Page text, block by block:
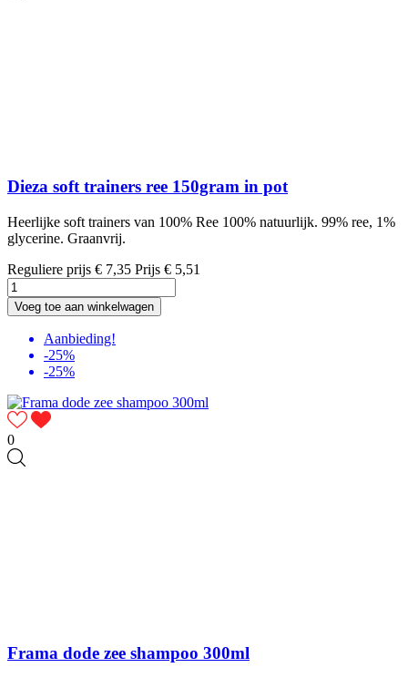
Dieza soft trainers ree 150gram in pot
Heerlijke soft trainers van 100% Ree 100% natuurlijk. 99% ree, 1%
glycerine. Graanvrij.
Reguliere prijs € 7,35 Prijs € 5,51
Voeg toe aan winkelwagen
Aanbieding!
-25%
-25%
0
Frama dode zee shampoo 300ml